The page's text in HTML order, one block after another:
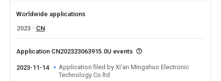
Worldwide applications
2023
CN
Application CN202323063915.0U events
2023-11-14
Application filed by Xi'an Mingshuo Electronic
Technology Co ltd